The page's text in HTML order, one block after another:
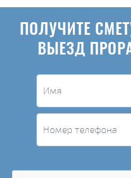
ПОЛУЧИТЕ
ВЫЕЗД